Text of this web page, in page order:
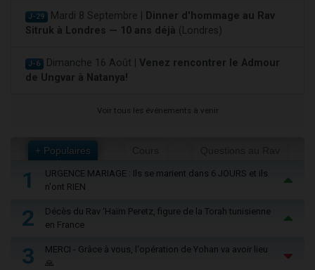
J-29 Mardi 8 Septembre |
Dinner d'hommage au Rav
Sitruk à Londres — 10 ans déjà (Londres)
J-6 Dimanche 16 Août | Venez rencontrer le Admour
de Ungvar à Natanya!
Voir tous les événements à venir
+ Populaires
1
URGENCE MARIAGE : Ils se marient dans 6 JOURS et ils
n'ont RIEN
2
Décès du Rav ‘Haïm Peretz, figure de la Torah tunisienne
en France
3
MERCI - Grâce à vous, l'opération de Yohan va avoir lieu
🙏